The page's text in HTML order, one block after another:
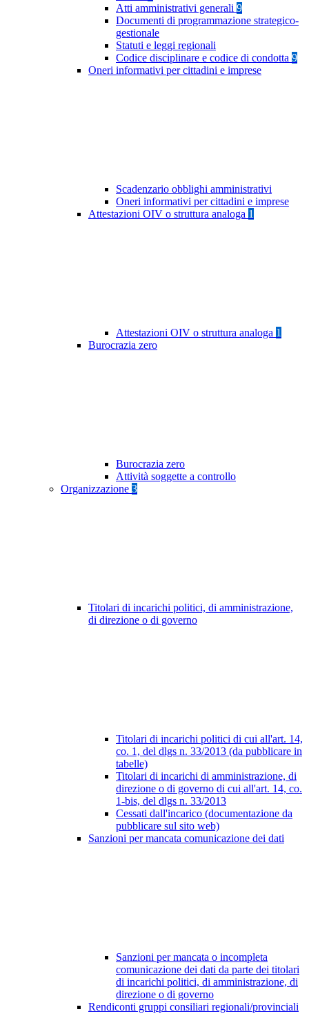
Atti amministrativi generali 9
Documenti di programmazione strategico-
gestionale
Statuti e leggi regionali
Codice disciplinare e codice di condotta 9
Oneri informativi per cittadini e imprese
Scadenzario obblighi amministrativi
Oneri informativi per cittadini e imprese
Attestazioni OIV o struttura analoga 1
Attestazioni OIV o struttura analoga 1
Burocrazia zero
Burocrazia zero
Attività soggette a controllo
Organizzazione 3
Titolari di incarichi politici, di amministrazione,
di direzione o di governo
Titolari di incarichi politici di cui all'art. 14,
co. 1, del dlgs n. 33/2013 (da pubblicare in
tabelle)
Titolari di incarichi di amministrazione, di
direzione o di governo di cui all'art. 14, co.
1-bis, del dlgs n. 33/2013
Cessati dall'incarico (documentazione da
pubblicare sul sito web)
Sanzioni per mancata comunicazione dei dati
Sanzioni per mancata o incompleta
comunicazione dei dati da parte dei titolari
di incarichi politici, di amministrazione, di
direzione o di governo
Rendiconti gruppi consiliari regionali/provinciali